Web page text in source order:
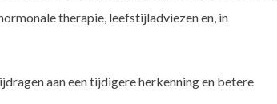
therapie, leefstijladviezen en, in
aan een tijdigere herkenning en betere